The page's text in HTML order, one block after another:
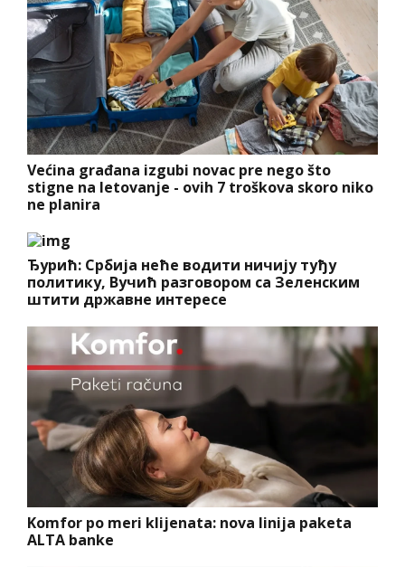
Većina građana izgubi novac pre nego što
stigne na letovanje - ovih 7 troškova skoro niko
ne planira
Ђурић: Србија неће водити ничију туђу
политику, Вучић разговором са Зеленским
штити државне интересе
Komfor po meri klijenata: nova linija paketa
ALTA banke